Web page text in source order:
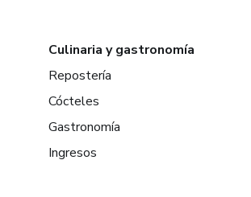
Culinaria y gastronomía
Repostería
Cócteles
Gastronomía
Ingresos